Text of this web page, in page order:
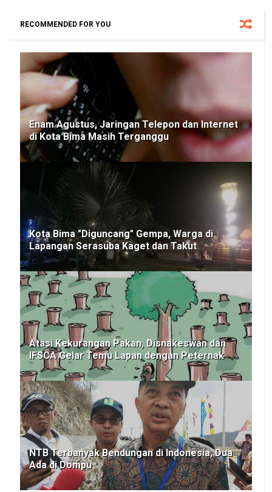
RECOMMENDED FOR YOU
Enam Agustus, Jaringan Telepon dan Internet
di Kota Bima Masih Terganggu
Kota Bima "Diguncang" Gempa, Warga di
Lapangan Serasuba Kaget dan Takut
Atasi Kekurangan Pakan, Disnakeswan dan
IFSCA Gelar Temu Lapan dengan Peternak
NTB Terbanyak Bendungan di Indonesia, Dua
Ada di Dompu